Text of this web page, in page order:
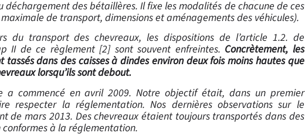
déchargement des bétaillères. Il fixe les modalités de chacune de ces
de transport, dimensions et aménagements des véhicules).
du transport des chevreaux, les dispositions de l’article 1.2. de
II de ce règlement [2] sont souvent enfreintes. Concrètement, les
tassés dans des caisses à dindes environ deux fois moins hautes que
lorsqu’ils sont debout.
a commencé en avril 2009. Notre objectif était, dans un premier
respecter la réglementation. Nos dernières observations sur le
de mars 2013. Des chevreaux étaient toujours transportés dans des
à la réglementation.